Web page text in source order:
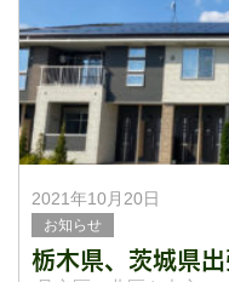
2021年10月20日
お知らせ
栃木県、茨城県